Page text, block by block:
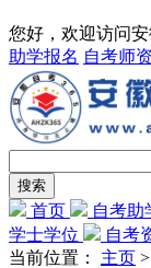
您好，欢迎访问安
助学报名 自考师资
首页 自考助
学士学位
自考
当前位置： 主页 >